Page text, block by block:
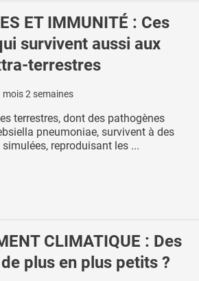
ET IMMUNITÉ : Ces
survivent aussi aux
terrestres
mois 2 semaines
terrestres, dont des pathogènes
pneumoniae, survivent à des
reproduisant les ...
CLIMATIQUE : Des
plus en plus petits ?